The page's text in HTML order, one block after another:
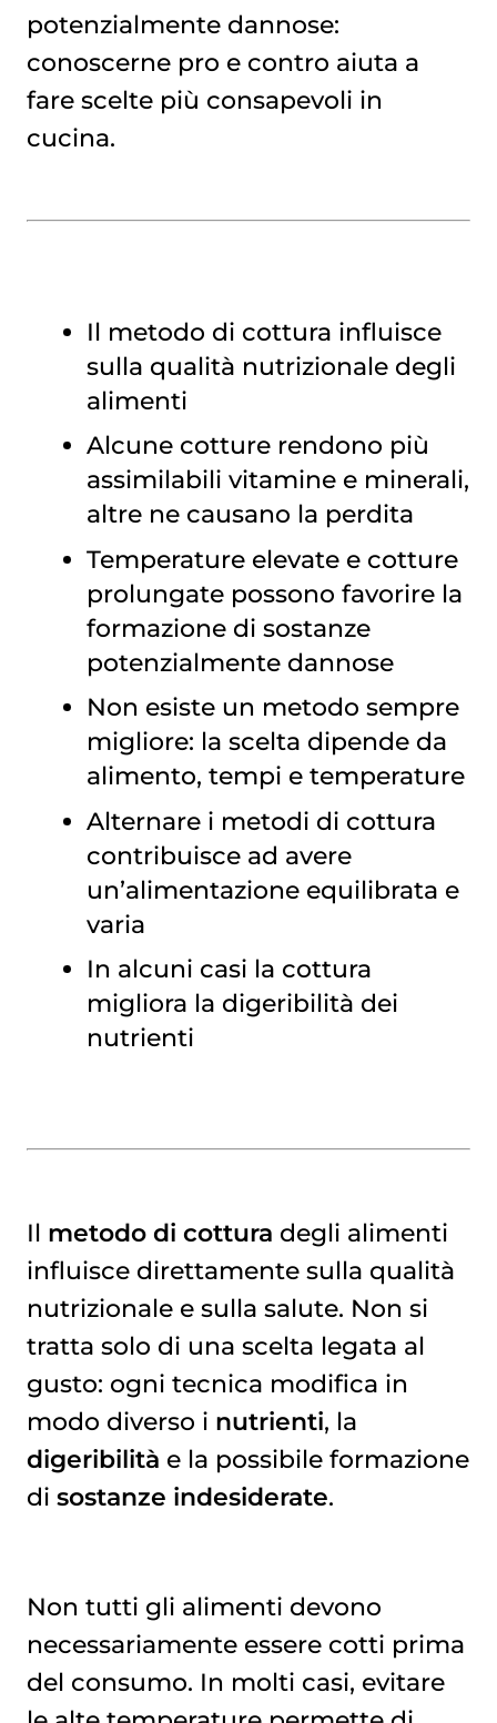
potenzialmente dannose:
conoscerne pro e contro aiuta a
fare scelte più consapevoli in
cucina.
Il metodo di cottura influisce
sulla qualità nutrizionale degli
alimenti
Alcune cotture rendono più
assimilabili vitamine e minerali,
altre ne causano la perdita
Temperature elevate e cotture
prolungate possono favorire la
formazione di sostanze
potenzialmente dannose
Non esiste un metodo sempre
migliore: la scelta dipende da
alimento, tempi e temperature
Alternare i metodi di cottura
contribuisce ad avere
un’alimentazione equilibrata e
varia
In alcuni casi la cottura
migliora la digeribilità dei
nutrienti
Il metodo di cottura degli alimenti
influisce direttamente sulla qualità
nutrizionale e sulla salute. Non si
tratta solo di una scelta legata al
gusto: ogni tecnica modifica in
modo diverso i nutrienti, la
digeribilità e la possibile formazione
di sostanze indesiderate.
Non tutti gli alimenti devono
necessariamente essere cotti prima
del consumo. In molti casi, evitare